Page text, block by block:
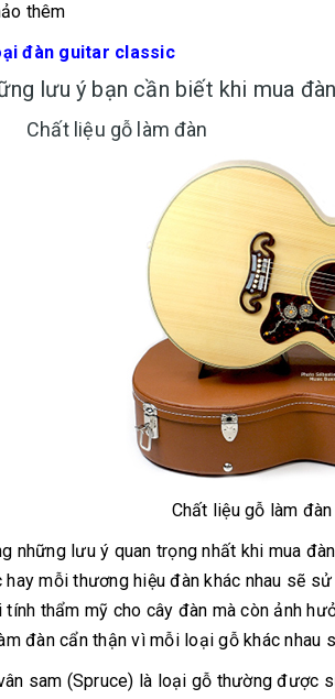
thêm
đàn guitar classic
lưu ý bạn cần biết khi mua
liệu gỗ làm đàn
Chất liệu gỗ làm
những lưu ý quan trọng nhất khi mua
mỗi thương hiệu đàn khác nhau sẽ
tính thẩm mỹ cho cây đàn mà còn ảnh
đàn cẩn thận vì mỗi loại gỗ khác nhau
sam (Spruce) là loại gỗ thường được